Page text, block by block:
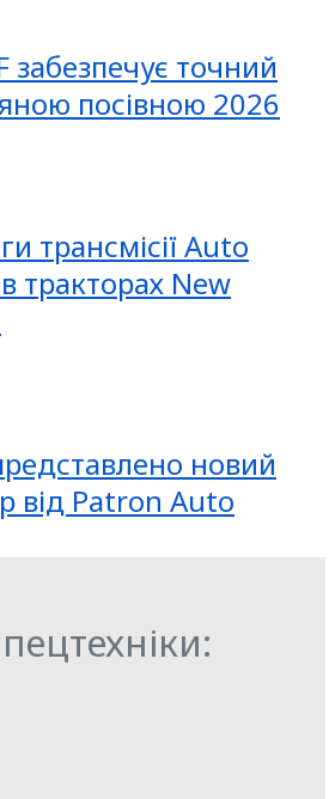
забезпечує точний
посівною 2026
трансмісії Auto
тракторах New
новий
від Patron Auto